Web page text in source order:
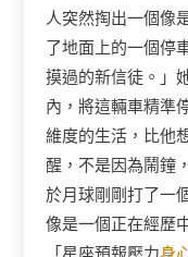
人突然掏出一個像
了地面上的一個停
摸過的新信徒。」
內，將這輛車精準
維度的生活，比他
醒，不是因為鬧鐘
於月球剛剛打了一
像是一個正在經歷